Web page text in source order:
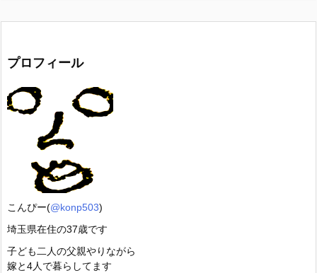
プロフィール
こんぴー(@konp503)
埼玉県在住の37歳です
子ども二人の父親やりながら
嫁と4人で暮らしてます